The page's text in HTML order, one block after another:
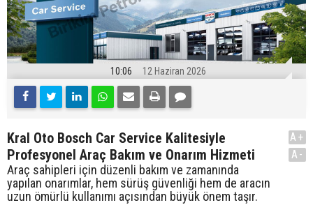
10:06 12 Haziran 2026
Kral Oto Bosch Car Service Kalitesiyle
Profesyonel Araç Bakım ve Onarım Hizmeti
Araç sahipleri için düzenli bakım ve zamanında
yapılan onarımlar, hem sürüş güvenliği hem de aracın
uzun ömürlü kullanımı açısından büyük önem taşır.
A+
A-